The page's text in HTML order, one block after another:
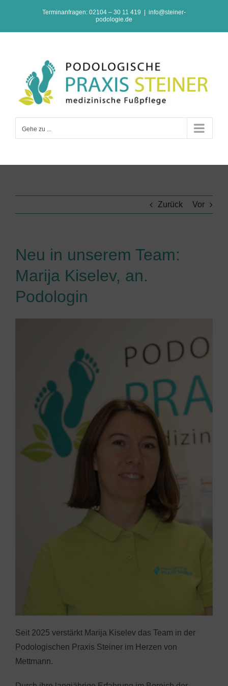
springen
Terminanfragen: 02104 – 30 11 419
info@steiner-
podologie.de
Gehe zu ...
Zurück Vor
Neu in unserem Team:
Marija Kiselev, an.
Podologin
Seit 2025 verstärkt Marija Kiselev das Team in der
Podologischen Praxis Steiner im Herzen von
Mettmann.